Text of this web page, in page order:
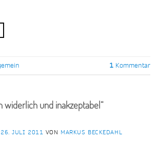
1 Kommentar
widerlich und inakzeptabel“
26. JULI 2011 VON MARKUS BECKEDAHL